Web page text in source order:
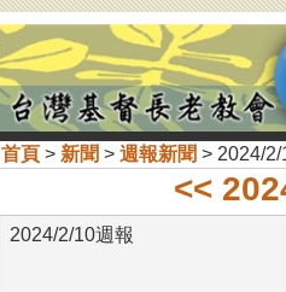
首頁> 新聞 > 週報新聞 > 2024/2/
<<
2024/2/10週報